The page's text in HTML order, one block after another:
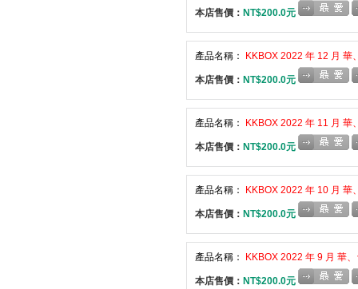
本店售價： NT$200.0元
產品名稱： KKBOX 2022 年 12 月
本店售價： NT$200.0元
產品名稱： KKBOX 2022 年 11 月
本店售價： NT$200.0元
產品名稱： KKBOX 2022 年 10 月
本店售價： NT$200.0元
產品名稱： KKBOX 2022 年 9 月 華
本店售價： NT$200.0元